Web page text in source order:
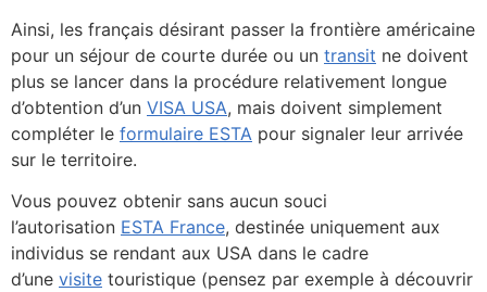
Ainsi, les français désirant passer la frontière américaine
pour un séjour de courte durée ou un transit ne doivent
plus se lancer dans la procédure relativement longue
d’obtention d’un VISA USA, mais doivent simplement
compléter le formulaire ESTA pour signaler leur arrivée
sur le territoire.
Vous pouvez obtenir sans aucun souci
l’autorisation ESTA France, destinée uniquement aux
individus se rendant aux USA dans le cadre
d’une visite touristique (pensez par exemple à découvrir